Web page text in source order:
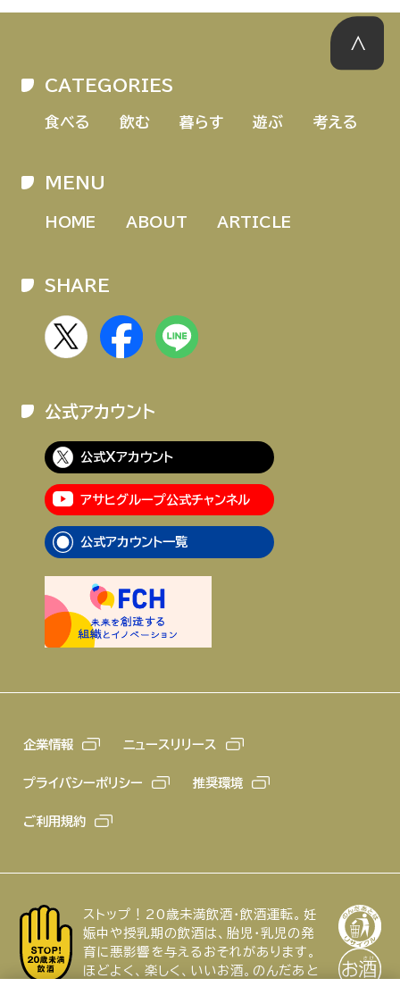
CATEGORIES
食べる 飲む 暮らす 遊ぶ 考える
MENU
HOME ABOUT ARTICLE
SHARE
公式アカウント
公式Xアカウント
アサヒグループ公式チャンネル
公式アカウント一覧
企業情報 ニュースリリース
プライバシーポリシー 推奨環境
ご利用規約
ストップ！20歳未満飲酒・飲酒運転。妊
娠中や授乳期の飲酒は、胎児・乳児の発
育に悪影響を与えるおそれがあります。
ほどよく、楽しく、いいお酒。のんだあと